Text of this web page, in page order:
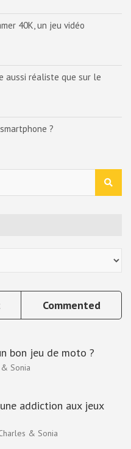
40K, un jeu vidéo
aussi réaliste que sur le
?
Commented
bon jeu de moto ?
Sonia
addiction aux jeux
& Sonia